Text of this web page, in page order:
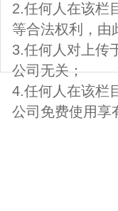
2.任何人在该栏
等合法权利，由
3.任何人对上传
公司无关；
4.任何人在该栏
公司免费使用享